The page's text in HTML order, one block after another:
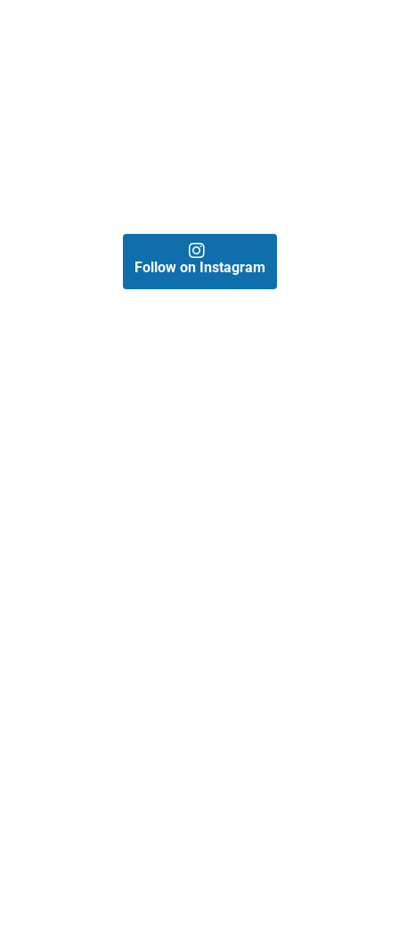
Follow on Instagram